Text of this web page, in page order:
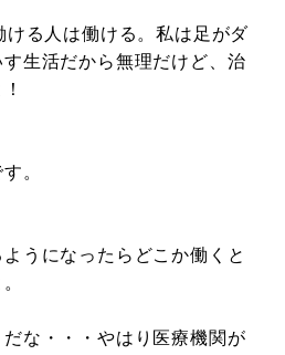
る人は働ける。私は足がダ
生活だから無理だけど、治
。
うになったらどこか働くと
な・・・やはり医療機関が